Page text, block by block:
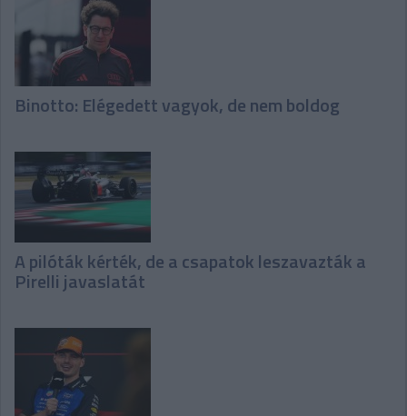
Binotto: Elégedett vagyok, de nem boldog
A pilóták kérték, de a csapatok leszavazták a
Pirelli javaslatát